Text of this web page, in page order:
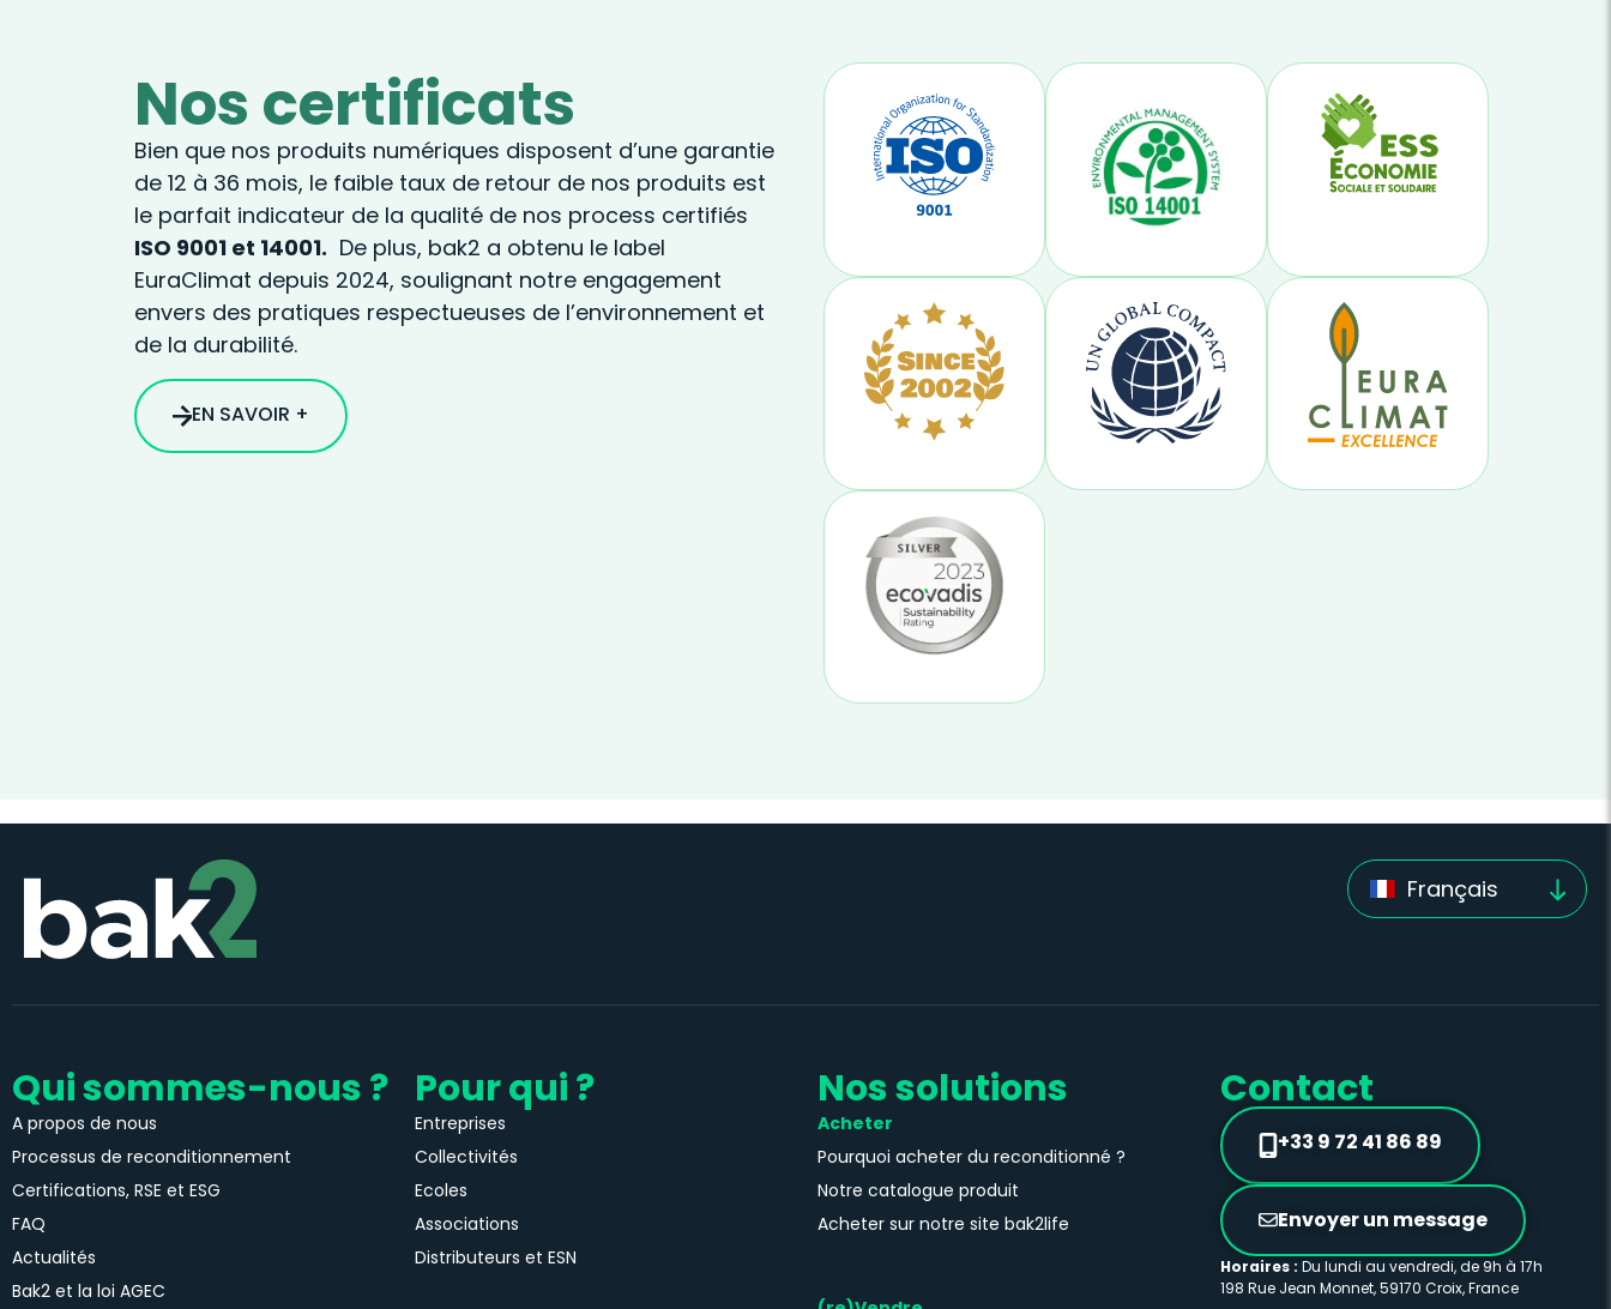
Nos certificats
Bien que nos produits numériques disposent d’une garantie
de 12 à 36 mois, le faible taux de retour de nos produits est
le parfait indicateur de la qualité de nos process certifiés
ISO 9001 et 14001. De plus, bak2 a obtenu le label
EuraClimat depuis 2024, soulignant notre engagement
envers des pratiques respectueuses de l’environnement et
de la durabilité.
EN SAVOIR +
Français
Qui sommes-nous ?
A propos de nous
Processus de reconditionnement
Certifications, RSE et ESG
FAQ
Actualités
Bak2 et la loi AGEC
Pour qui ?
Entreprises
Collectivités
Ecoles
Associations
Distributeurs et ESN
Nos solutions
Acheter
Pourquoi acheter du reconditionné ?
Notre catalogue produit
Acheter sur notre site bak2life
Contact
+33 9 72 41 86 89
Envoyer un message
Horaires : Du lundi au vendredi, de 9h à 17h
198 Rue Jean Monnet, 59170 Croix, France